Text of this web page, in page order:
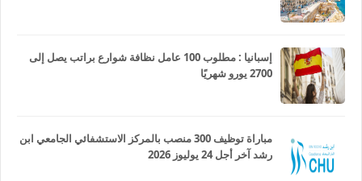
إسبانيا : مطلوب 100 عامل نظافة شوارع براتب يصل إلى
2700 يورو شهريًا
مباراة توظيف 300 منصب بالمركز الاستشفائي الجامعي ابن
رشد آخر أجل 24 يوليوز 2026